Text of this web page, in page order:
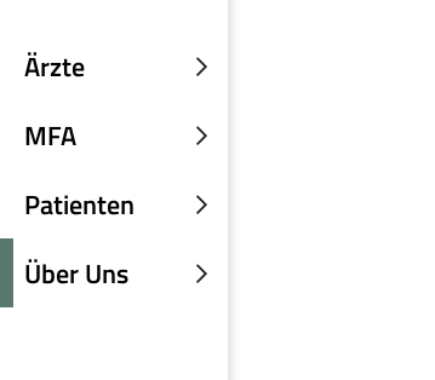
Ärzte
Untermenü
MFA
Untermenü
Patienten
Untermenü
Über Uns
Untermenü